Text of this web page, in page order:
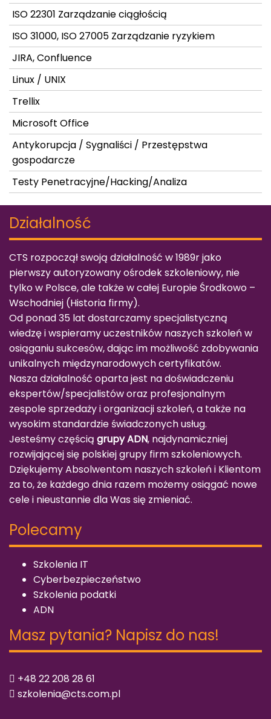
ISO 22301 Zarządzanie ciągłością
ISO 31000, ISO 27005 Zarządzanie ryzykiem
JIRA, Confluence
Linux / UNIX
Trellix
Microsoft Office
Antykorupcja / Sygnaliści / Przestępstwa
gospodarcze
Testy Penetracyjne/Hacking/Analiza
Działalność
CTS rozpoczął swoją działalność w 1989r jako
pierwszy autoryzowany ośrodek szkoleniowy, nie
tylko w Polsce, ale także w całej Europie Środkowo –
Wschodniej (Historia firmy).
Od ponad 35 lat dostarczamy specjalistyczną
wiedzę i wspieramy uczestników naszych szkoleń w
osiąganiu sukcesów, dając im możliwość zdobywania
unikalnych międzynarodowych certyfikatów.
Nasza działalność oparta jest na doświadczeniu
ekspertów/specjalistów oraz profesjonalnym
zespole sprzedaży i organizacji szkoleń, a także na
wysokim standardzie świadczonych usług.
Jesteśmy częścią grupy ADN, najdynamiczniej
rozwijającej się polskiej grupy firm szkoleniowych.
Dziękujemy Absolwentom naszych szkoleń i Klientom
za to, że każdego dnia razem możemy osiągać nowe
cele i nieustannie dla Was się zmieniać.
Polecamy
Szkolenia IT
Cyberbezpieczeństwo
Szkolenia podatki
ADN
Masz pytania? Napisz do nas!
+48 22 208 28 61
szkolenia@cts.com.pl